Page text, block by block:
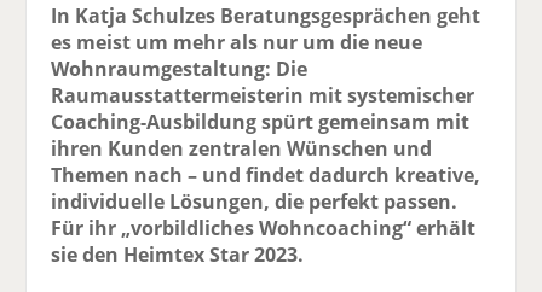
In Katja Schulzes Beratungsgesprächen geht
es meist um mehr als nur um die neue
Wohnraumgestaltung: Die
Raumausstattermeisterin mit systemischer
Coaching-Ausbildung spürt gemeinsam mit
ihren Kunden zentralen Wünschen und
Themen nach – und findet dadurch kreative,
individuelle Lösungen, die perfekt passen.
Für ihr „vorbildliches Wohncoaching“ erhält
sie den Heimtex Star 2023.